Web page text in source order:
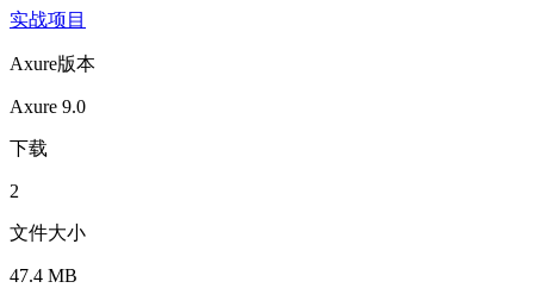
实战项目
Axure版本
Axure 9.0
下载
2
文件大小
47.4 MB